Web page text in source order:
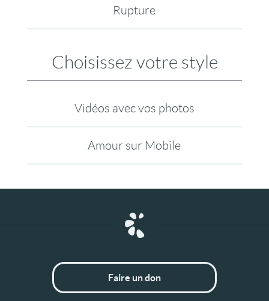
Rupture
Choisissez votre style
Vidéos avec vos photos
Amour sur Mobile
Faire un don